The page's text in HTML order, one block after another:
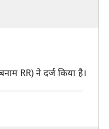
RR) ने दर्ज किया है।